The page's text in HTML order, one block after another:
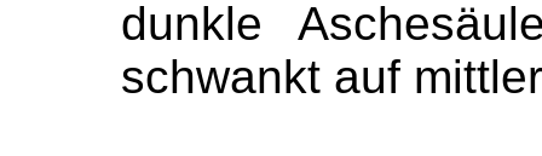
dunkle
schwankt auf